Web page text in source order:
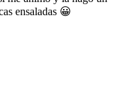
ensaladas 😀